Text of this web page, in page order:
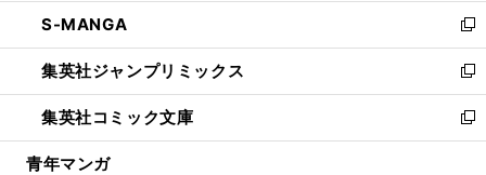
く
で
開
く
ド
ウ
で
開
く
ウ
ィ
ン
ド
ウ
で
開
し
い
ウ
ィ
ン
ド
ウ
S-MANGA
新
し
い
ウ
ィ
ン
集英社ジャンプリミックス
新
し
い
ウ
集英社コミック文庫
新
し
青年マンガ